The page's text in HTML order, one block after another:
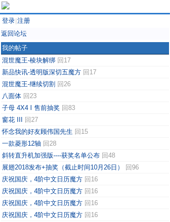
登录 注册
返回论坛
我的帖子
混世魔王-棱块解绑 回17
新品快讯-透明版深切五魔方 回17
混世魔王-继续切割 回26
八面体 回23
子母 4X4 I 售前抽奖 回83
窗花 III
回27
怀念我的好友顾伟国先生 回15
一款菱形12轴 回28
斜转直升机加强版----获奖名单公布 回48
展翅2018发布+抽奖（截止时间10月26日）
回96
庆祝国庆，4阶中文日历魔方 回16
庆祝国庆，4阶中文日历魔方 回16
庆祝国庆，4阶中文日历魔方 回16
庆祝国庆，4阶中文日历魔方 回16